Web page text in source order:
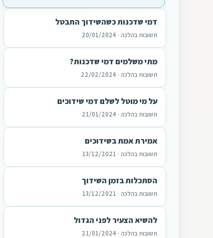
דמי שדכנות כשהשידוך התבטל
תשובות בהלכה · 20/01/2024
מתי משלמים דמי שדכנות?
תשובות בהלכה · 22/02/2024
על מי מוטל לשלם דמי שידוכים
תשובות בהלכה · 21/01/2024
אמירת אמת בשידוכים
תשובות בהלכה · 13/12/2021
הסתכלות בזמן השידוך
תשובות בהלכה · 13/12/2021
להשיא הצעיר לפני הגדול
תשובות בהלכה · 21/01/2024